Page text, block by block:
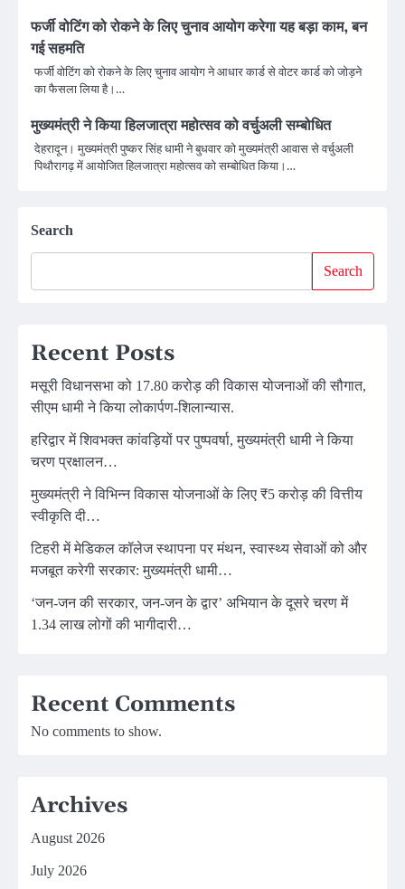
फर्जी वोटिंग को रोकने के लिए चुनाव आयोग करेगा यह बड़ा काम, बन
गई सहमति
फर्जी वोटिंग को रोकने के लिए चुनाव आयोग ने आधार कार्ड से वोटर कार्ड को जोड़ने
का फैसला लिया है।…
मुख्यमंत्री ने किया हिलजात्रा महोत्सव को वर्चुअली सम्बोधित
देहरादून। मुख्यमंत्री पुष्कर सिंह धामी ने बुधवार को मुख्यमंत्री आवास से वर्चुअली
पिथौरागढ़ में आयोजित हिलजात्रा महोत्सव को सम्बोधित किया।…
Search
Search
Recent Posts
मसूरी विधानसभा को 17.80 करोड़ की विकास योजनाओं की सौगात,
सीएम धामी ने किया लोकार्पण-शिलान्यास.
हरिद्वार में शिवभक्त कांवड़ियों पर पुष्पवर्षा, मुख्यमंत्री धामी ने किया
चरण प्रक्षालन…
मुख्यमंत्री ने विभिन्न विकास योजनाओं के लिए ₹5 करोड़ की वित्तीय
स्वीकृति दी…
टिहरी में मेडिकल कॉलेज स्थापना पर मंथन, स्वास्थ्य सेवाओं को और
मजबूत करेगी सरकार: मुख्यमंत्री धामी…
‘जन-जन की सरकार, जन-जन के द्वार’ अभियान के दूसरे चरण में
1.34 लाख लोगों की भागीदारी…
Recent Comments
No comments to show.
Archives
August 2026
July 2026